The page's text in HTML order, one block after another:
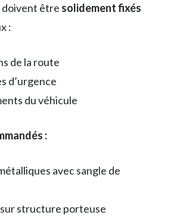
doivent être solidement fixés
:
de la route
d’urgence
du véhicule
:
avec sangle de
structure porteuse